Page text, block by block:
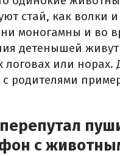
стай, как волки
моногамны и во
детенышей живут
логовах или
с родителями
с